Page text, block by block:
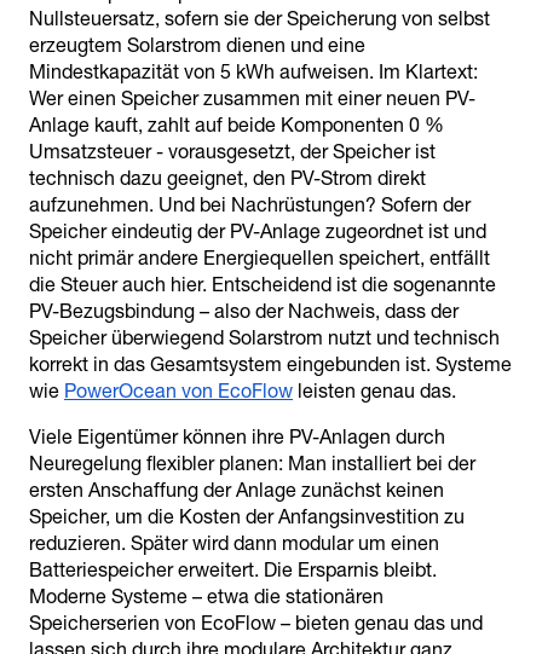
Nullsteuersatz, sofern sie der Speicherung von selbst
erzeugtem Solarstrom dienen und eine
Mindestkapazität von 5 kWh aufweisen. Im Klartext:
Wer einen Speicher zusammen mit einer neuen PV-
Anlage kauft, zahlt auf beide Komponenten 0 %
Umsatzsteuer - vorausgesetzt, der Speicher ist
technisch dazu geeignet, den PV-Strom direkt
aufzunehmen. Und bei Nachrüstungen? Sofern der
Speicher eindeutig der PV-Anlage zugeordnet ist und
nicht primär andere Energiequellen speichert, entfällt
die Steuer auch hier. Entscheidend ist die sogenannte
PV-Bezugsbindung – also der Nachweis, dass der
Speicher überwiegend Solarstrom nutzt und technisch
korrekt in das Gesamtsystem eingebunden ist. Systeme
wie PowerOcean von EcoFlow leisten genau das.
Viele Eigentümer können ihre PV-Anlagen durch
Neuregelung flexibler planen: Man installiert bei der
ersten Anschaffung der Anlage zunächst keinen
Speicher, um die Kosten der Anfangsinvestition zu
reduzieren. Später wird dann modular um einen
Batteriespeicher erweitert. Die Ersparnis bleibt.
Moderne Systeme – etwa die stationären
Speicherserien von EcoFlow – bieten genau das und